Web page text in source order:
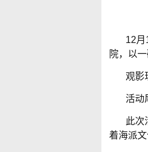
12
院，以
观影
活动
此次
着海派